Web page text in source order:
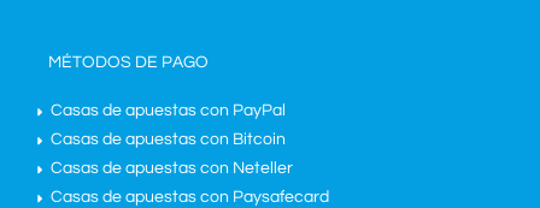
MÉTODOS DE PAGO
Casas de apuestas con PayPal
Casas de apuestas con Bitcoin
Casas de apuestas con Neteller
Casas de apuestas con Paysafecard